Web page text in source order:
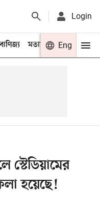
Login
মতামত খেলা
Eng
স্টেডিয়ামের
হয়েছে!